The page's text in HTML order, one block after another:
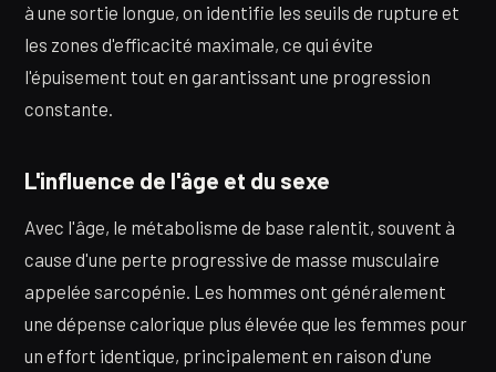
à une sortie longue, on identifie les seuils de rupture et
les zones d'efficacité maximale, ce qui évite
l'épuisement tout en garantissant une progression
constante.
L'influence de l'âge et du sexe
Avec l'âge, le métabolisme de base ralentit, souvent à
cause d'une perte progressive de masse musculaire
appelée sarcopénie. Les hommes ont généralement
une dépense calorique plus élevée que les femmes pour
un effort identique, principalement en raison d'une